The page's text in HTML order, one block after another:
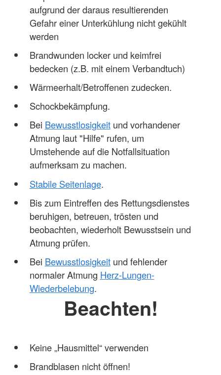
aufgrund der daraus resultierenden
Gefahr einer Unterkühlung nicht gekühlt
werden
Brandwunden locker und keimfrei
bedecken (z.B. mit einem Verbandtuch)
Wärmeerhalt/Betroffenen zudecken.
Schockbekämpfung.
Bei Bewusstlosigkeitund vorhandener
Atmung laut "Hilfe" rufen, um
Umstehende auf die Notfallsituation
aufmerksam zu machen.
Stabile Seitenlage.
Bis zum Eintreffen des Rettungsdienstes
beruhigen, betreuen, trösten und
beobachten, wiederholt Bewusstsein und
Atmung prüfen.
Bei Bewusstlosigkeitund fehlender
normaler Atmung Herz-Lungen-
Wiederbelebung.
Beachten!
Keine „Hausmittel“ verwenden
Brandblasen nicht öffnen!